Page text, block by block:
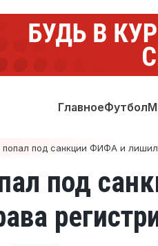
ГлавноеФутбол
попал под санкции ФИФА и
под